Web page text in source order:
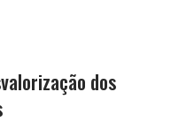
dos